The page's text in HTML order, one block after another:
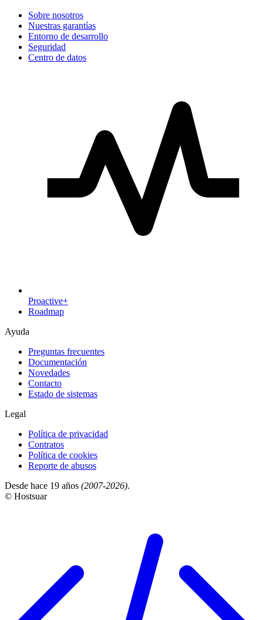
Sobre nosotros
Nuestras garantías
Entorno de desarrollo
Seguridad
Centro de datos
Proactive+
Roadmap
Ayuda
Preguntas frecuentes
Documentación
Novedades
Contacto
Estado de sistemas
Legal
Política de privacidad
Contratos
Política de cookies
Reporte de abusos
Desde hace 19 años (2007-2026).
© Hostsuar